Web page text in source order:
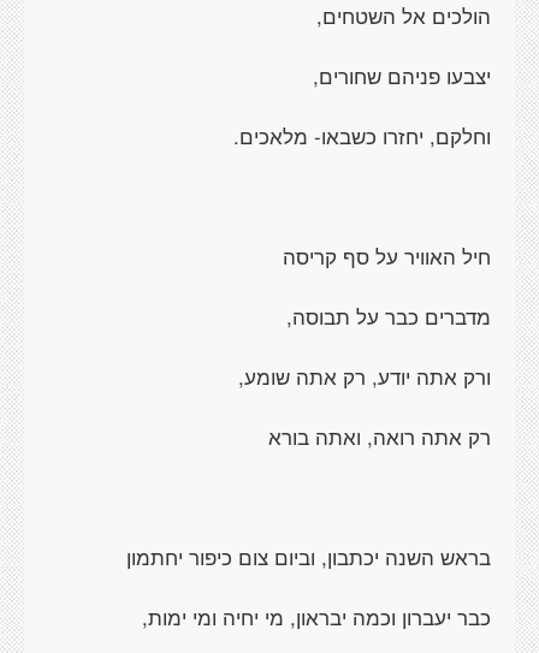
הולכים אל השטחים,
יצבעו פניהם שחורים,
וחלקם, יחזרו כשבאו- מלאכים.
חיל האוויר על סף קריסה
מדברים כבר על תבוסה,
ורק אתה יודע, רק אתה שומע,
רק אתה רואה, ואתה בורא
בראש השנה יכתבון, וביום צום כיפור יחתמון
כבר יעברון וכמה יבראון, מי יחיה ומי ימות,